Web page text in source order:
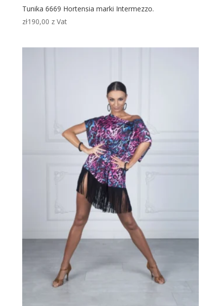
Tunika 6669 Hortensia marki Intermezzo.
zł190,00 z Vat